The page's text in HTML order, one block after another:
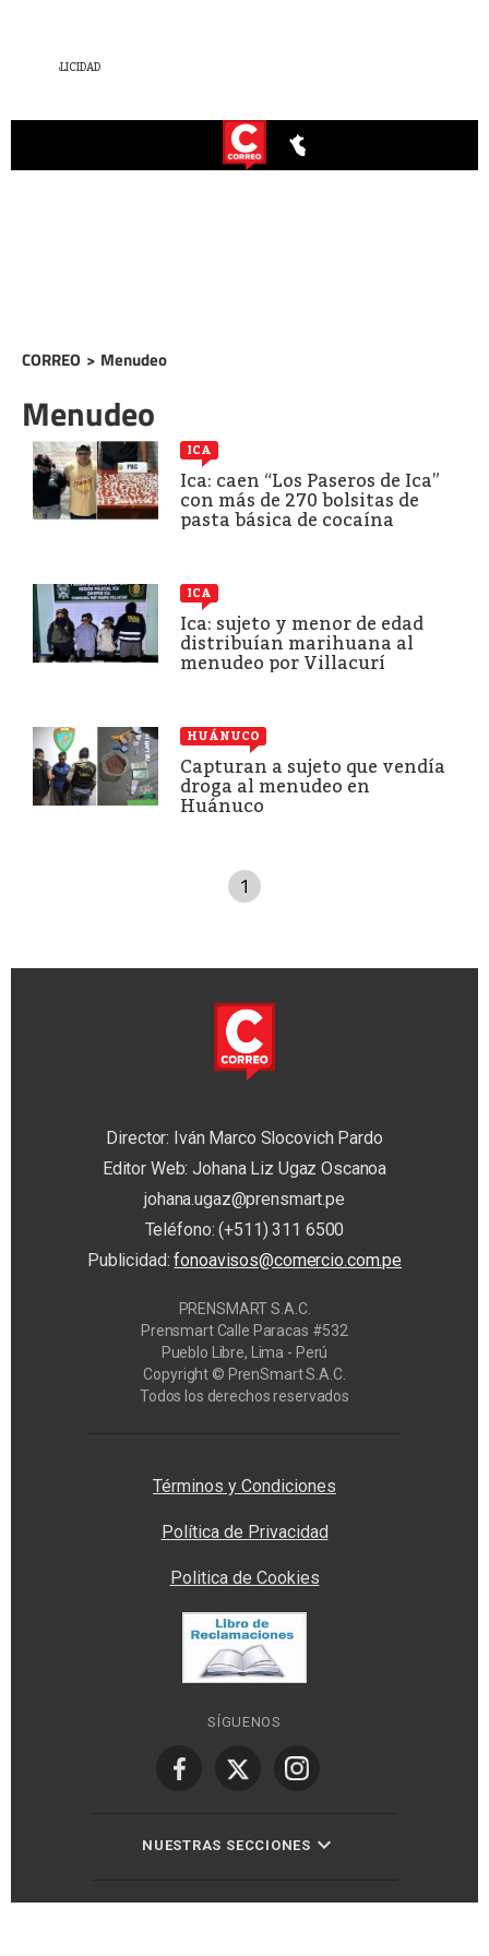
CORREO > Menudeo
Menudeo
ICA
Ica: caen “Los Paseros de Ica”
con más de 270 bolsitas de
pasta básica de cocaína
ICA
Ica: sujeto y menor de edad
distribuían marihuana al
menudeo por Villacurí
HUÁNUCO
Capturan a sujeto que vendía
droga al menudeo en
Huánuco
1
Director: Iván Marco Slocovich Pardo
Editor Web: Johana Liz Ugaz Oscanoa
johana.ugaz@prensmart.pe
Teléfono: (+511) 311 6500
Publicidad:fonoavisos@comercio.com.pe
PRENSMART S.A.C.
Prensmart Calle Paracas #532
Pueblo Libre, Lima - Perú
Copyright © PrenSmart S.A.C.
Todos los derechos reservados
Términos y Condiciones
Política de Privacidad
Politica de Cookies
SÍGUENOS
NUESTRAS SECCIONES